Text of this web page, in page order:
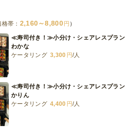
格帯： 2,160～8,800円
≪寿司付き！≫小分け・シェアレスプラン
わかな
ケータリング 3,300 円/人
≪寿司付き！≫小分け・シェアレスプラン
かりん
ケータリング 4,400 円/人